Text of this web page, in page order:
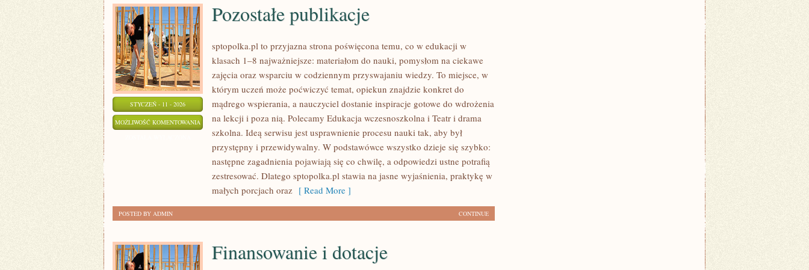
STYCZEŃ - 11 - 2026
MOŻLIWOŚĆ KOMENTOWANIA POZOSTAŁE
PUBLIKACJE
Pozostałe publikacje
sptopolka.pl to przyjazna strona poświęcona temu, co w edukacji w
klasach 1–8 najważniejsze: materiałom do nauki, pomysłom na ciekawe
zajęcia oraz wsparciu w codziennym przyswajaniu wiedzy. To miejsce, w
którym uczeń może poćwiczyć temat, opiekun znajdzie konkret do
mądrego wspierania, a nauczyciel dostanie inspiracje gotowe do wdrożenia
na lekcji i poza nią. Polecamy Edukacja wczesnoszkolna i Teatr i drama
szkolna. Ideą serwisu jest usprawnienie procesu nauki tak, aby był
przystępny i przewidywalny. W podstawówce wszystko dzieje się szybko:
następne zagadnienia pojawiają się co chwilę, a odpowiedzi ustne potrafią
zestresować. Dlatego sptopolka.pl stawia na jasne wyjaśnienia, praktykę w
małych porcjach oraz [ Read More ]
CONTINUE
POSTED BY ADMIN
Finansowanie i dotacje